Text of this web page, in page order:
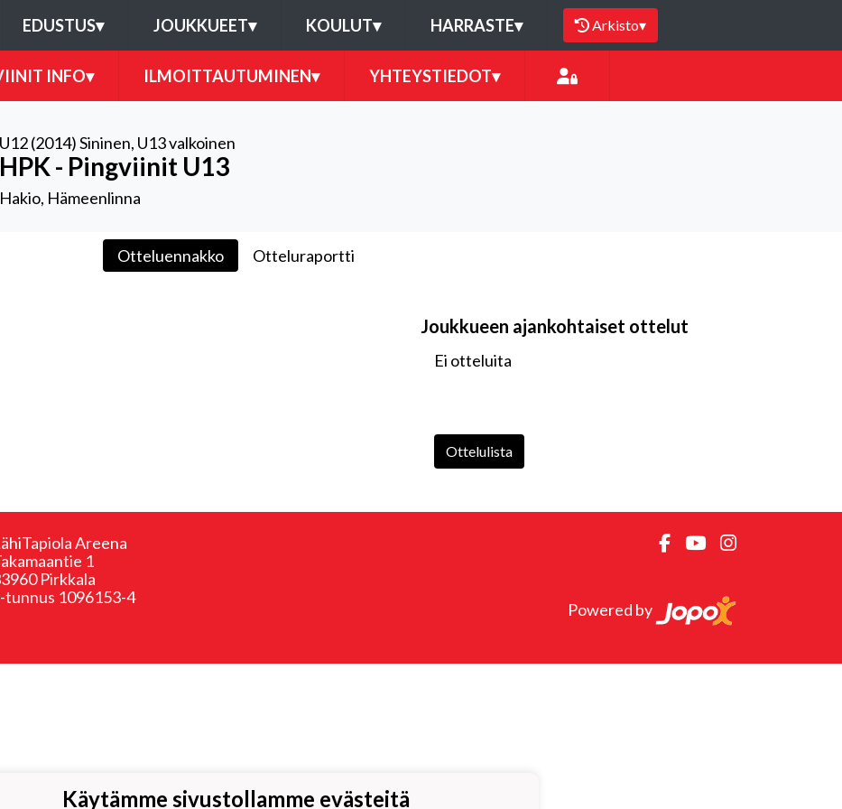
EDUSTUS▾ JOUKKUEET▾ KOULUT▾ HARRASTE▾ Arkisto▾
INFO▾ ILMOITTAUTUMINEN▾ YHTEYSTIEDOT▾
U12 (2014) Sininen, U13 valkoinen
HPK - Pingviinit U13
Hakio, Hämeenlinna
Otteluennakko Otteluraportti
Joukkueen ajankohtaiset ottelut
Ei otteluita
Ottelulista
Areena
1
Pirkkala
tunnus 1096153-4
Powered by
Käytämme sivustollamme evästeitä